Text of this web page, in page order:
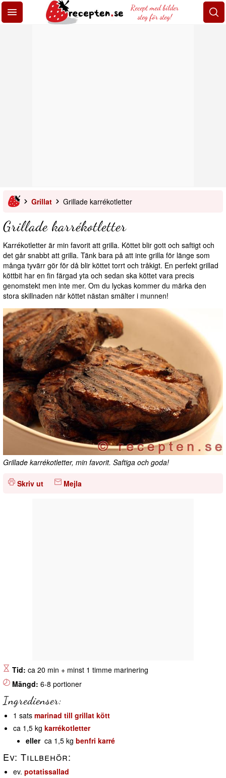
Recept med bilder
steg för steg!
Grillat Grillade karrékotletter
Grillade karrékotletter
Karrékotletter är min favorit att grilla. Köttet blir gott och saftigt och
det går snabbt att grilla. Tänk bara på att inte grilla för länge som
många tyvärr gör för då blir köttet torrt och tråkigt. En perfekt grillad
köttbit har en fin färgad yta och sedan ska köttet vara precis
genomstekt men inte mer. Om du lyckas kommer du märka den
stora skillnaden när köttet nästan smälter i munnen!
Grillade karrékotletter, min favorit. Saftiga och goda!
Skriv ut Mejla
Tid: ca 20 min + minst 1 timme marinering
Mängd: 6-8 portioner
Ingredienser:
1 sats marinad till grillat kött
ca 1,5 kg karrékotletter
ellerca 1,5 kg benfri karré
Ev: Tillbehör:
ev. potatissallad